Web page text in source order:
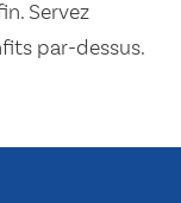
Servez
par-dessus.